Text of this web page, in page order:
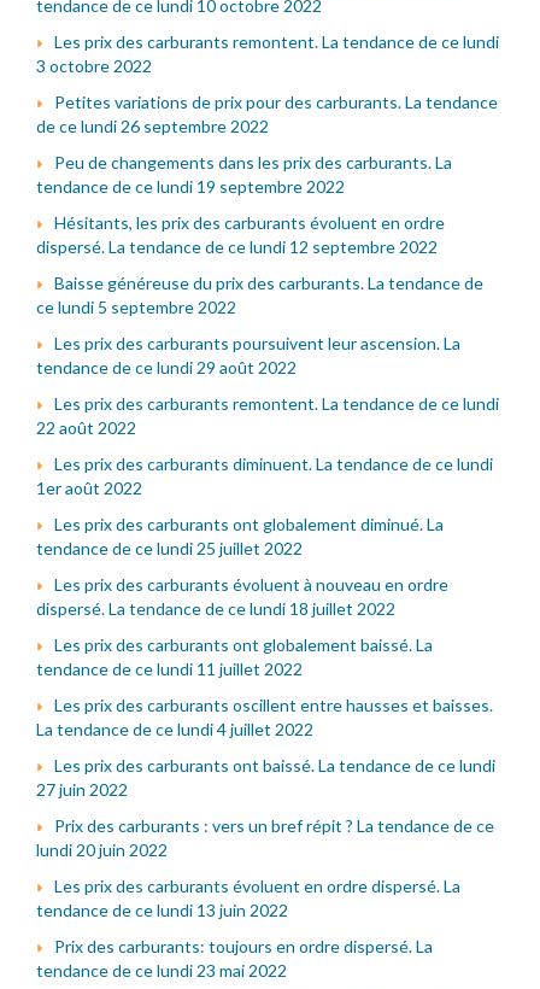
tendance de ce lundi 10 octobre 2022
Les prix des carburants remontent. La tendance de ce lundi
3 octobre 2022
Petites variations de prix pour des carburants. La tendance
de ce lundi 26 septembre 2022
Peu de changements dans les prix des carburants. La
tendance de ce lundi 19 septembre 2022
Hésitants, les prix des carburants évoluent en ordre
dispersé. La tendance de ce lundi 12 septembre 2022
Baisse généreuse du prix des carburants. La tendance de
ce lundi 5 septembre 2022
Les prix des carburants poursuivent leur ascension. La
tendance de ce lundi 29 août 2022
Les prix des carburants remontent. La tendance de ce lundi
22 août 2022
Les prix des carburants diminuent. La tendance de ce lundi
1er août 2022
Les prix des carburants ont globalement diminué. La
tendance de ce lundi 25 juillet 2022
Les prix des carburants évoluent à nouveau en ordre
dispersé. La tendance de ce lundi 18 juillet 2022
Les prix des carburants ont globalement baissé. La
tendance de ce lundi 11 juillet 2022
Les prix des carburants oscillent entre hausses et baisses.
La tendance de ce lundi 4 juillet 2022
Les prix des carburants ont baissé. La tendance de ce lundi
27 juin 2022
Prix des carburants : vers un bref répit ? La tendance de ce
lundi 20 juin 2022
Les prix des carburants évoluent en ordre dispersé. La
tendance de ce lundi 13 juin 2022
Prix des carburants: toujours en ordre dispersé. La
tendance de ce lundi 23 mai 2022